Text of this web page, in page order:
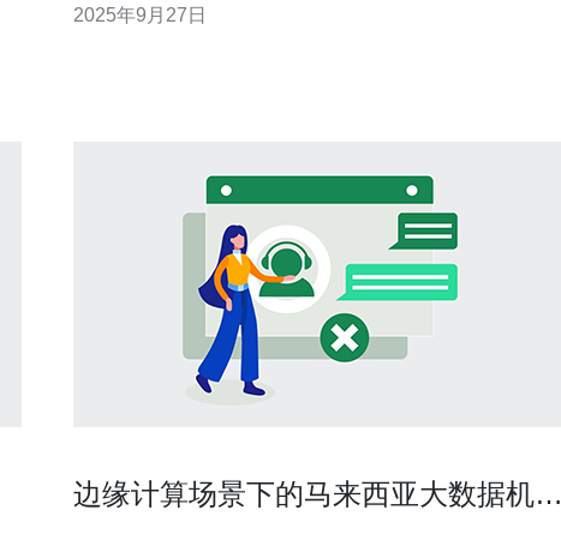
的硬件配置是影响其性能的主要因素之一。以下是提升马
2025年9月27日
边缘计算场景下的马来西亚大数据机房